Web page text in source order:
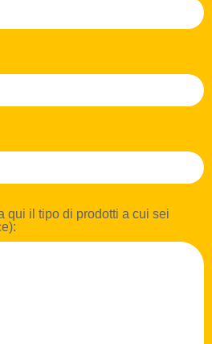
qui il tipo di prodotti a cui sei